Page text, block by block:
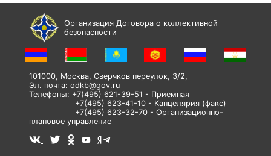
Организация Договора о коллективной
безопасности
101000, Москва, Сверчков переулок, 3/2,
Эл. почта: odkb@gov.ru
Телефоны: +7(495) 621-39-51 - Приемная
+7(495) 623-41-10 - Канцелярия (факс)
+7(495) 623-32-70 - Организационно-
плановое управление